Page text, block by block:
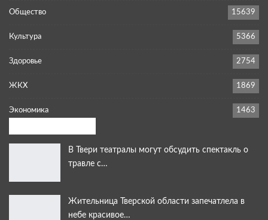
Общество 15639
Культура 5366
Здоровье 2754
ЖКХ 1869
Экономика 1463
В Твери театралы могут обсудить спектакль о
травле с…
Жительница Тверской области запечатлела в
небе красивое…